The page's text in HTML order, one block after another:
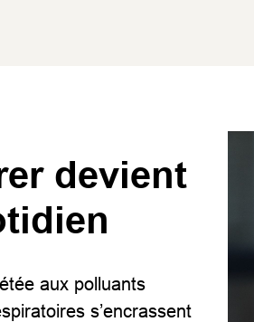
devient
aux polluants
s’encrassent